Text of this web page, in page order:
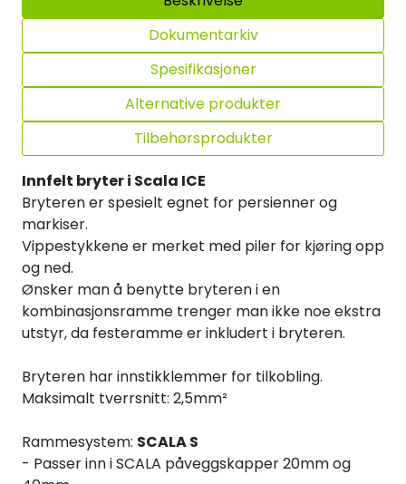
Dokumentarkiv
Spesifikasjoner
Alternative produkter
Tilbehørsprodukter
Innfelt bryter i Scala ICE
Bryteren er spesielt egnet for persienner og
markiser.
Vippestykkene er merket med piler for kjøring opp
og ned.
Ønsker man å benytte bryteren i en
kombinasjonsramme trenger man ikke noe ekstra
utstyr, da festeramme er inkludert i bryteren.
Bryteren har innstikklemmer for tilkobling.
Maksimalt tverrsnitt: 2,5mm²
Rammesystem: SCALA S
- Passer inn i SCALA påveggskapper 20mm og